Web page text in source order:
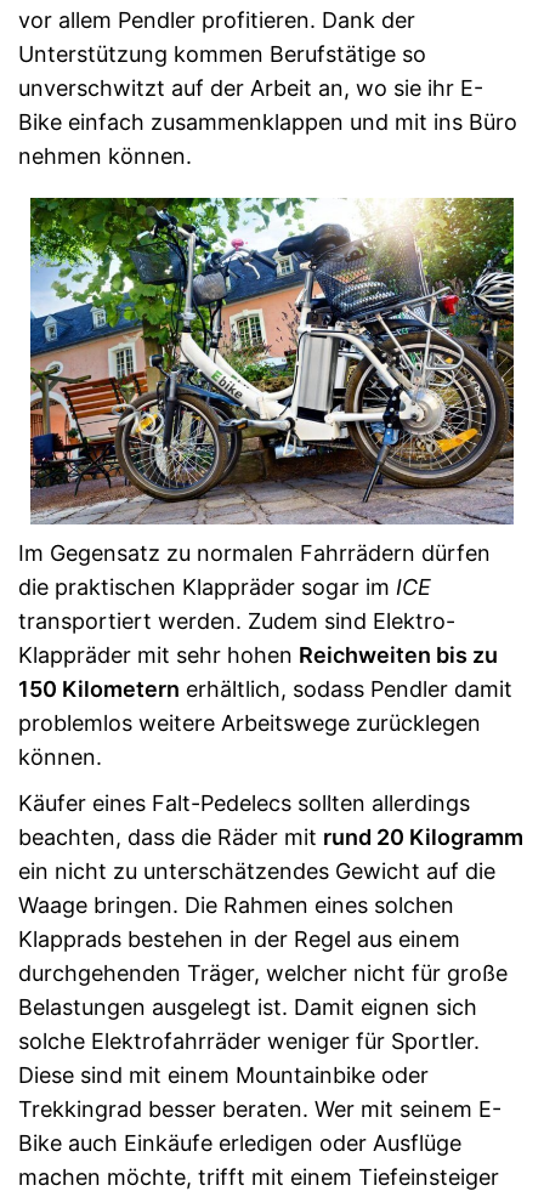
vor allem Pendler profitieren. Dank der
Unterstützung kommen Berufstätige so
unverschwitzt auf der Arbeit an, wo sie ihr E-
Bike einfach zusammenklappen und mit ins Büro
nehmen können.
Im Gegensatz zu normalen Fahrrädern dürfen
die praktischen Klappräder sogar im ICE
transportiert werden. Zudem sind Elektro-
Klappräder mit sehr hohen Reichweiten bis zu
150 Kilometern erhältlich, sodass Pendler damit
problemlos weitere Arbeitswege zurücklegen
können.
Käufer eines Falt-Pedelecs sollten allerdings
beachten, dass die Räder mit rund 20 Kilogramm
ein nicht zu unterschätzendes Gewicht auf die
Waage bringen. Die Rahmen eines solchen
Klapprads bestehen in der Regel aus einem
durchgehenden Träger, welcher nicht für große
Belastungen ausgelegt ist. Damit eignen sich
solche Elektrofahrräder weniger für Sportler.
Diese sind mit einem Mountainbike oder
Trekkingrad besser beraten. Wer mit seinem E-
Bike auch Einkäufe erledigen oder Ausflüge
machen möchte, trifft mit einem Tiefeinsteiger